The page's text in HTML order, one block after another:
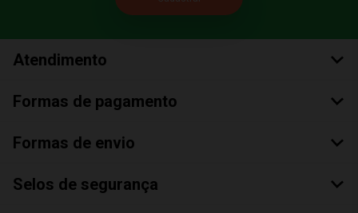
Atendimento
Formas de pagamento
Formas de envio
Selos de segurança